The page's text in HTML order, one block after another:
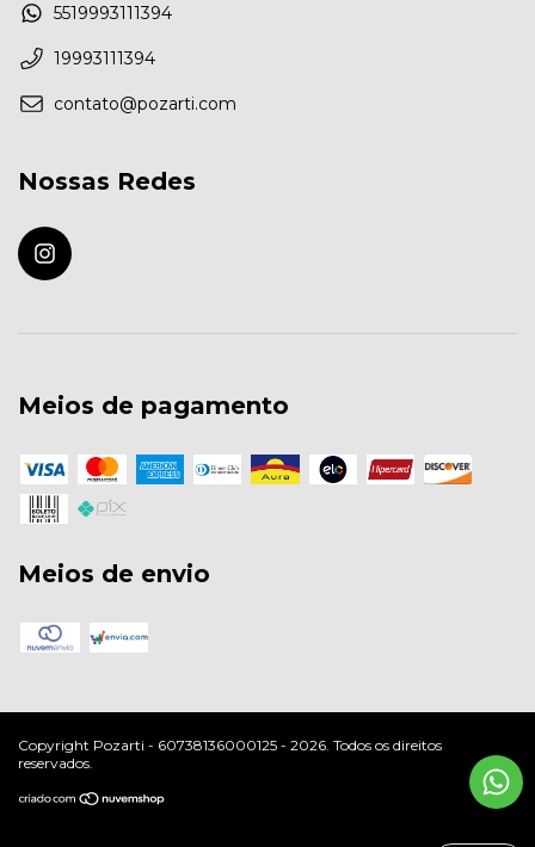
5519993111394
19993111394
contato@pozarti.com
Nossas Redes
Meios de pagamento
Meios de envio
Copyright Pozarti - 60738136000125 - 2026. Todos os direitos
reservados.